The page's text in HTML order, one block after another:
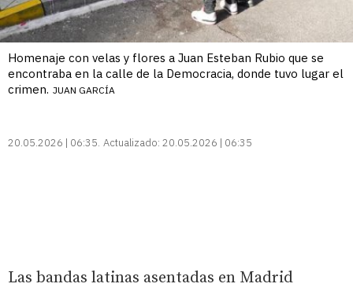
Homenaje con velas y flores a Juan Esteban Rubio que se
encontraba en la calle de la Democracia, donde tuvo lugar el
crimen. JUAN GARCÍA
20.05.2026 | 06:35 Actualizado: 20.05.2026 | 06:35
Las bandas latinas asentadas en Madrid